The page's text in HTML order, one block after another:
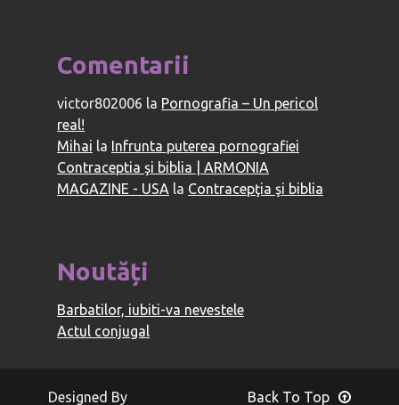
Comentarii
victor802006 la Pornografia – Un pericol
real!
Mihai la Infrunta puterea pornografiei
Contraceptia şi biblia | ARMONIA
MAGAZINE - USA la Contracepţia şi biblia
Noutăți
Barbatilor, iubiti-va nevestele
Actul conjugal
Designed By Back To Top